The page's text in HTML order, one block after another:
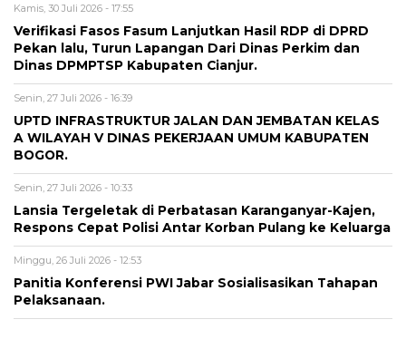
Kamis, 30 Juli 2026 - 17:55
Verifikasi Fasos Fasum Lanjutkan Hasil RDP di DPRD
Pekan lalu, Turun Lapangan Dari Dinas Perkim dan
Dinas DPMPTSP Kabupaten Cianjur.
Senin, 27 Juli 2026 - 16:39
UPTD INFRASTRUKTUR JALAN DAN JEMBATAN KELAS
A WILAYAH V DINAS PEKERJAAN UMUM KABUPATEN
BOGOR.
Senin, 27 Juli 2026 - 10:33
Lansia Tergeletak di Perbatasan Karanganyar-Kajen,
Respons Cepat Polisi Antar Korban Pulang ke Keluarga
Minggu, 26 Juli 2026 - 12:53
Panitia Konferensi PWI Jabar Sosialisasikan Tahapan
Pelaksanaan.